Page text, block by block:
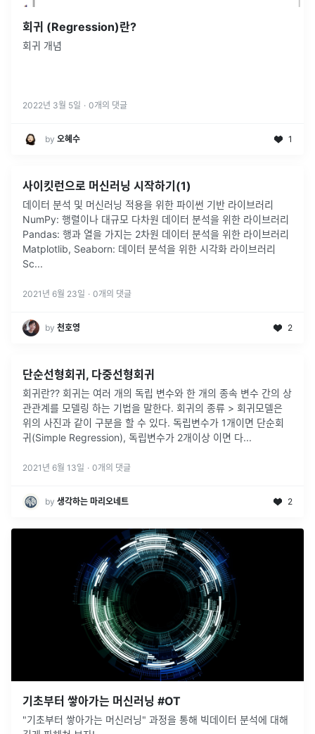
회귀 (Regression)란?
회귀 개념
2022년 3월 5일 · 0개의 댓글
by 오혜수 1
사이킷런으로 머신러닝 시작하기(1)
데이터 분석 및 머신러닝 적용을 위한 파이썬 기반 라이브러리
NumPy: 행렬이나 대규모 다차원 데이터 분석을 위한 라이브러리
Pandas: 행과 열을 가지는 2차원 데이터 분석을 위한 라이브러리
Matplotlib, Seaborn: 데이터 분석을 위한 시각화 라이브러리
Sc...
2021년 6월 23일 · 0개의 댓글
by 천호영 2
단순선형회귀, 다중선형회귀
회귀란?? 회귀는 여러 개의 독립 변수와 한 개의 종속 변수 간의 상
관관계를 모델링 하는 기법을 말한다. 회귀의 종류 > 회귀모델은
위의 사진과 같이 구분을 할 수 있다. 독립변수가 1개이면 단순회
귀(Simple Regression), 독립변수가 2개이상 이면 다...
2021년 6월 13일 · 0개의 댓글
by 생각하는 마리오네트 2
기초부터 쌓아가는 머신러닝 #OT
"기초부터 쌓아가는 머신러닝" 과정을 통해 빅데이터 분석에 대해